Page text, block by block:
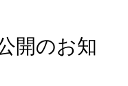
開のお知